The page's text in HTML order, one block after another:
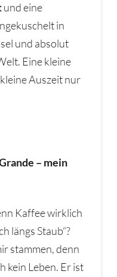
und eine
in
und absolut
Eine kleine
Auszeit nur
– mein
Kaffee wirklich
längs Staub“?
stammen, denn
kein Leben. Er ist